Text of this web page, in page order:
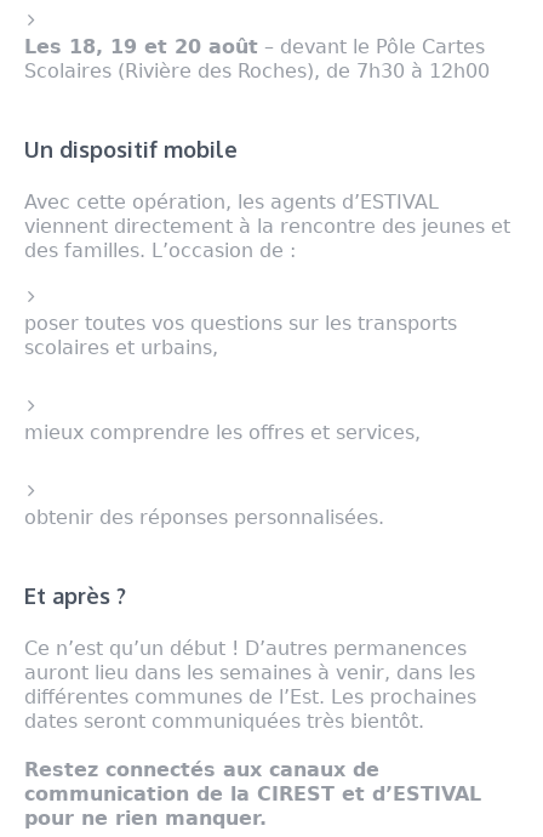
Les 18, 19 et 20 août – devant le Pôle Cartes
Scolaires (Rivière des Roches), de 7h30 à 12h00
Un dispositif mobile
Avec cette opération, les agents d’ESTIVAL
viennent directement à la rencontre des jeunes et
des familles. L’occasion de :
poser toutes vos questions sur les transports
scolaires et urbains,
mieux comprendre les offres et services,
obtenir des réponses personnalisées.
Et après ?
Ce n’est qu’un début ! D’autres permanences
auront lieu dans les semaines à venir, dans les
différentes communes de l’Est. Les prochaines
dates seront communiquées très bientôt.
Restez connectés aux canaux de
communication de la CIREST et d’ESTIVAL
pour ne rien manquer.